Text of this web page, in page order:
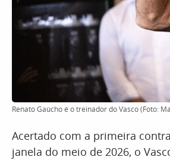
Renato Gaúcho é o treinador do Vasco (Foto:
Acertado com a primeira
janela do meio de 2026, o